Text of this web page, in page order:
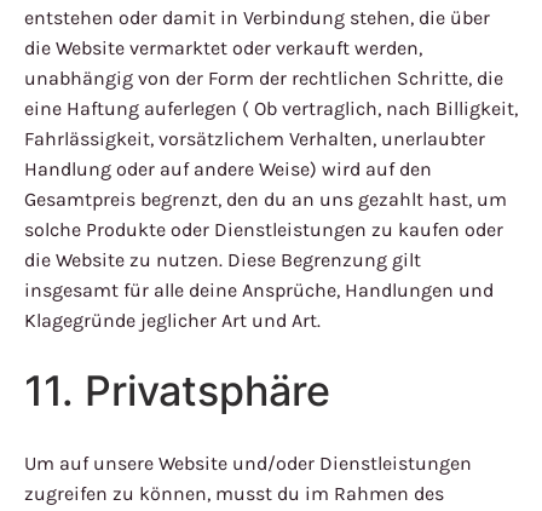
entstehen oder damit in Verbindung stehen, die über
die Website vermarktet oder verkauft werden,
unabhängig von der Form der rechtlichen Schritte, die
eine Haftung auferlegen ( Ob vertraglich, nach Billigkeit,
Fahrlässigkeit, vorsätzlichem Verhalten, unerlaubter
Handlung oder auf andere Weise) wird auf den
Gesamtpreis begrenzt, den du an uns gezahlt hast, um
solche Produkte oder Dienstleistungen zu kaufen oder
die Website zu nutzen. Diese Begrenzung gilt
insgesamt für alle deine Ansprüche, Handlungen und
Klagegründe jeglicher Art und Art.
11. Privatsphäre
Um auf unsere Website und/oder Dienstleistungen
zugreifen zu können, musst du im Rahmen des